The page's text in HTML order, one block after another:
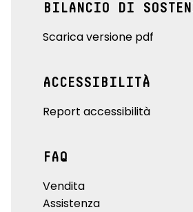
BILANCIO DI
Scarica versione pdf
ACCESSIBILITÀ
Report accessibilità
FAQ
Vendita
Assistenza